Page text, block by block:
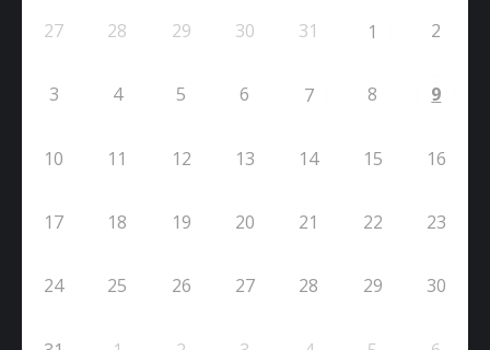
27 28 29 30 31 1 2
3 4 5 6 7 8 9
10 11 12 13 14 15 16
17 18 19 20 21 22 23
24 25 26 27 28 29 30